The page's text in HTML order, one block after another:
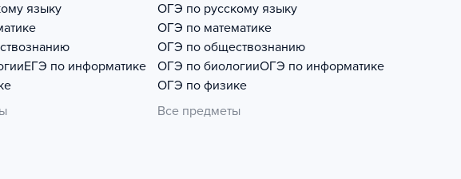
языку
ЕГЭ по информатике
ОГЭ по русскому языку
ОГЭ по математике
ОГЭ по обществознанию
ОГЭ по биологииОГЭ по информатике
ОГЭ по физике
Все предметы